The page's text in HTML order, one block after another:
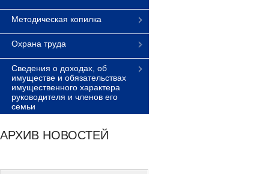
Методическая копилка
Охрана труда
Сведения о доходах, об
имуществе и обязательствах
имущественного характера
руководителя и членов его
семьи
АРХИВ НОВОСТЕЙ